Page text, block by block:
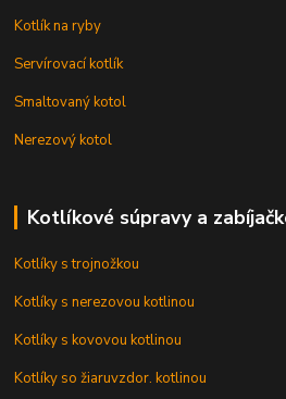
Kotlík na ryby
Servírovací kotlík
Smaltovaný kotol
Nerezový kotol
Kotlíkové súpravy a
Kotlíky s trojnožkou
Kotlíky s nerezovou kotlinou
Kotlíky s kovovou kotlinou
Kotlíky so žiaruvzdor. kotlinou